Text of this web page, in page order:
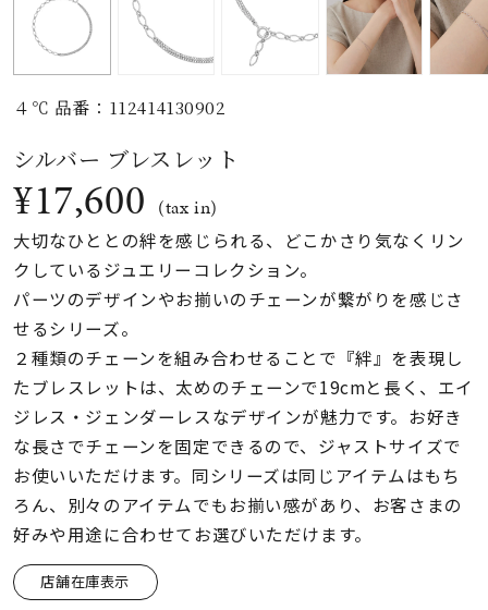
モチーフ
ファッションテイス
ト
着用シーン
コレクション
レディース
リングサイズ
～
メンズ
リングサイズ
４℃ 品番：112414130902
シルバー ブレスレット
¥17,600 (tax in)
大切なひととの絆を感じられる、どこかさり気なくリン
クしているジュエリーコレクション。
パーツのデザインやお揃いのチェーンが繋がりを感じさ
せるシリーズ。
２種類のチェーンを組み合わせることで『絆』を表現し
たブレスレットは、太めのチェーンで19cmと長く、エイ
ジレス・ジェンダーレスなデザインが魅力です。お好き
な長さでチェーンを固定できるので、ジャストサイズで
お使いいただけます。同シリーズは同じアイテムはもち
ろん、別々のアイテムでもお揃い感があり、お客さまの
好みや用途に合わせてお選びいただけます。
店舗在庫表示